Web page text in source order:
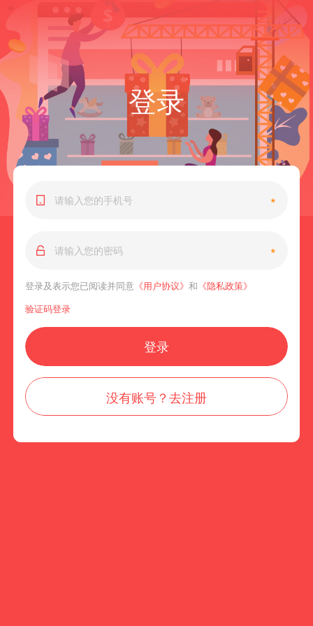
登录
*
*
登录及表示您已阅读并同意 《用户协议》 和 《隐私政策》
验证码登录
登录
没有账号？去注册